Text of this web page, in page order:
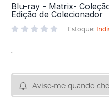
Blu-ray - Matrix-
Edição de Colecionador
Estoque:
.
Avise-me quando